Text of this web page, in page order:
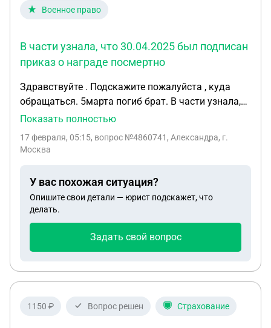
Военное право
В части узнала, что 30.04.2025 был подписан
приказ о награде посмертно
Здравствуйте . Подскажите пожалуйста , куда
обращаться. 5марта погиб брат. В части узнала,
что 30.04.2025 был подписан приказ о награде
отвечают "мы отправили, ждите, дальше мы не
за помощью
Показать полностью
17 февраля, 05:15, вопрос №4860741, Александра, г.
Москва
У вас похожая ситуация?
Опишите свои детали — юрист подскажет, что
делать.
Задать свой вопрос
1150 ₽ Вопрос решен Страхование